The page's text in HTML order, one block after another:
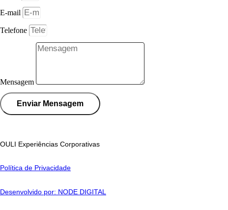
E-mail
Telefone
Mensagem
Enviar Mensagem
OULI Experiências Corporativas
Política de Privacidade
Desenvolvido por: NODE DIGITAL